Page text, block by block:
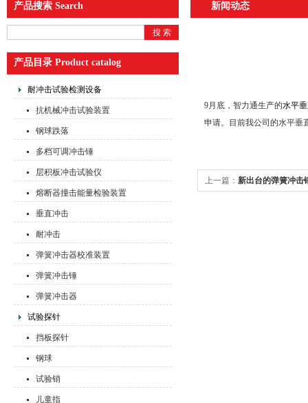
产品搜索 Search
产品目录 Product catalog
耐冲击试验检测设备
抗机械冲击试验装置
钢球跌落
多档可调冲击锤
层积板冲击试验仪
熔断器撞击能量检验装置
垂直冲击
耐冲击
弹簧冲击器校准装置
弹簧冲击锤
弹簧冲击器
试验探针
挡板探针
钢球
试验销
儿童指
新闻动态
9月底，智力通生产的水平
申请。目前我公司的水平垂
上一篇： 新出台的弹簧冲击